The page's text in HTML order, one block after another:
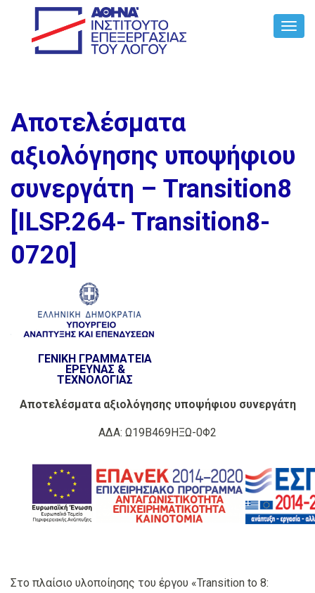
Αποτελέσματα
αξιολόγησης υποψήφιου
συνεργάτη – Transition8
[ILSP.264- Transition8-
0720]
ΓΕΝΙΚΗ ΓΡΑΜΜΑΤΕΙΑ
ΕΡΕΥΝΑΣ &
ΤΕΧΝΟΛΟΓΙΑΣ
Αποτελέσματα αξιολόγησης υποψήφιου συνεργάτη
ΑΔΑ: Ω19Β469ΗΞΩ-0Φ2
Στο πλαίσιο υλοποίησης του έργου «Transition to 8: